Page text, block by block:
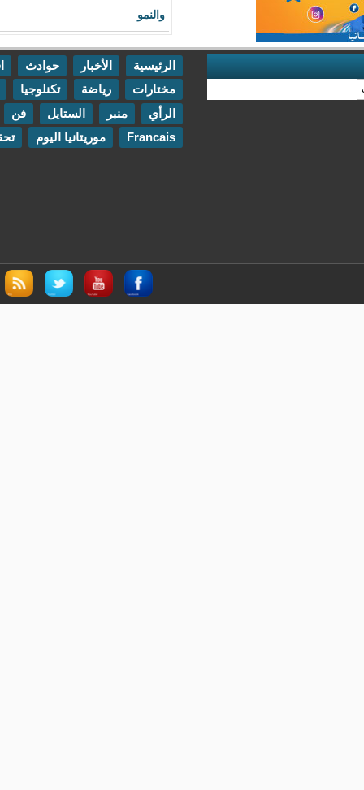
حوادث
اقتصاد
تكنلوجيا
مقابلات
الستايل فن
اتصل بنا
موريتانيا اليوم تحقيقات